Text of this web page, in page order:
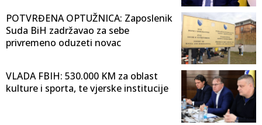
POTVRĐENA OPTUŽNICA: Zaposlenik
Suda BiH zadržavao za sebe
privremeno oduzeti novac
VLADA FBIH: 530.000 KM za oblast
kulture i sporta, te vjerske institucije